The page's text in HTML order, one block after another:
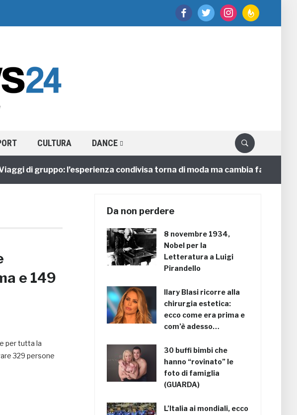
facebooktwitter instagramfeedburner
CULTURA DANCE
di gruppo: l’esperienza condivisa torna di moda ma cambia faccia
e 149
per tutta la
329 persone
Da non perdere
8 novembre 1934,
Nobel per la
Letteratura a Luigi
Pirandello
Ilary Blasi ricorre alla
chirurgia estetica:
ecco come era prima e
com’è adesso…
30 buffi bimbi che
hanno “rovinato” le
foto di famiglia
(GUARDA)
L’Italia ai mondiali, ecco